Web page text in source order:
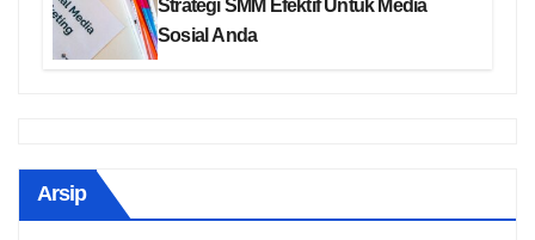
Strategi SMM Efektif Untuk Media
Sosial Anda
Arsip